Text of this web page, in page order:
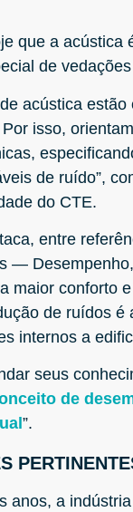
que a acústica
de
acústica
isso,
de ruído”,
do CTE.
entre
—
maior conforto
de ruídos
internos a
seus
de
”.
anos, a